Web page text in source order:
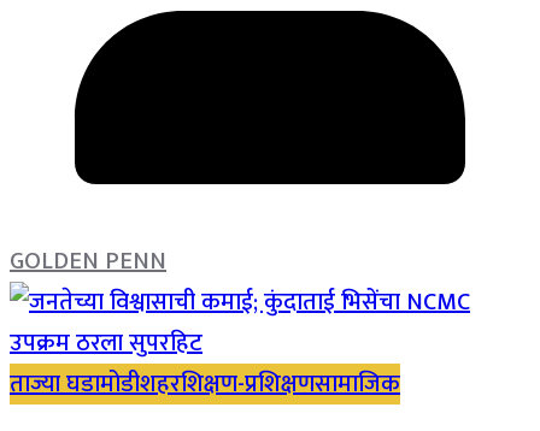
GOLDEN PENN
ताज्या घडामोडीशहरशिक्षण-प्रशिक्षणसामाजिक